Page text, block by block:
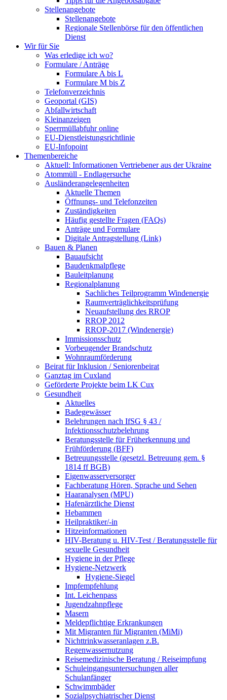
Stellenangebote
Stellenangebote
Regionale Stellenbörse für den öffentlichen
Dienst
Wir für Sie
Was erledige ich wo?
Formulare / Anträge
Formulare A bis L
Formulare M bis Z
Telefonverzeichnis
Geoportal (GIS)
Abfallwirtschaft
Kleinanzeigen
Sperrmüllabfuhr online
EU-Dienstleistungsrichtlinie
EU-Infopoint
Themenbereiche
Aktuell: Informationen Vertriebener aus der Ukraine
Atommüll - Endlagersuche
Ausländerangelegenheiten
Aktuelle Themen
Öffnungs- und Telefonzeiten
Zuständigkeiten
Häufig gestellte Fragen (FAQs)
Anträge und Formulare
Digitale Antragstellung (Link)
Bauen & Planen
Bauaufsicht
Baudenkmalpflege
Bauleitplanung
Regionalplanung
Sachliches Teilprogramm Windenergie
Raumverträglichkeitsprüfung
Neuaufstellung des RROP
RROP 2012
RROP-2017 (Windenergie)
Immissionsschutz
Vorbeugender Brandschutz
Wohnraumförderung
Beirat für Inklusion / Seniorenbeirat
Ganztag im Cuxland
Geförderte Projekte beim LK Cux
Gesundheit
Aktuelles
Badegewässer
Belehrungen nach IfSG § 43 /
Infektionsschutzbelehrung
Beratungsstelle für Früherkennung und
Frühförderung (BFF)
Betreuungsstelle (gesetzl. Betreuung gem. §
1814 ff BGB)
Eigenwasserversorger
Fachberatung Hören, Sprache und Sehen
Haaranalysen (MPU)
Hafenärztliche Dienst
Hebammen
Heilpraktiker/-in
Hitzeinformationen
HIV-Beratung u. HIV-Test / Beratungsstelle für
sexuelle Gesundheit
Hygiene in der Pflege
Hygiene-Netzwerk
Hygiene-Siegel
Impfempfehlung
Int. Leichenpass
Jugendzahnpflege
Masern
Meldepflichtige Erkrankungen
Mit Migranten für Migranten (MiMi)
Nichttrinkwasseranlagen z.B.
Regenwassernutzung
Reisemedizinische Beratung / Reiseimpfung
Schuleingangsuntersuchungen aller
Schulanfänger
Schwimmbäder
Sozialpsychiatrischer Dienst